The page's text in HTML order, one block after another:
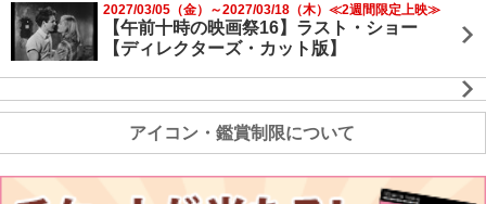
2027/03/05（金）～2027/03/18（木）≪2週間限定上映≫
【午前十時の映画祭16】ラスト・ショー
【ディレクターズ・カット版】
アイコン・鑑賞制限について